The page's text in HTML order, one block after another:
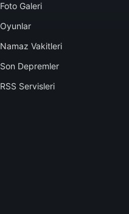
Foto Galeri
Oyunlar
Namaz Vakitleri
Son Depremler
RSS Servisleri